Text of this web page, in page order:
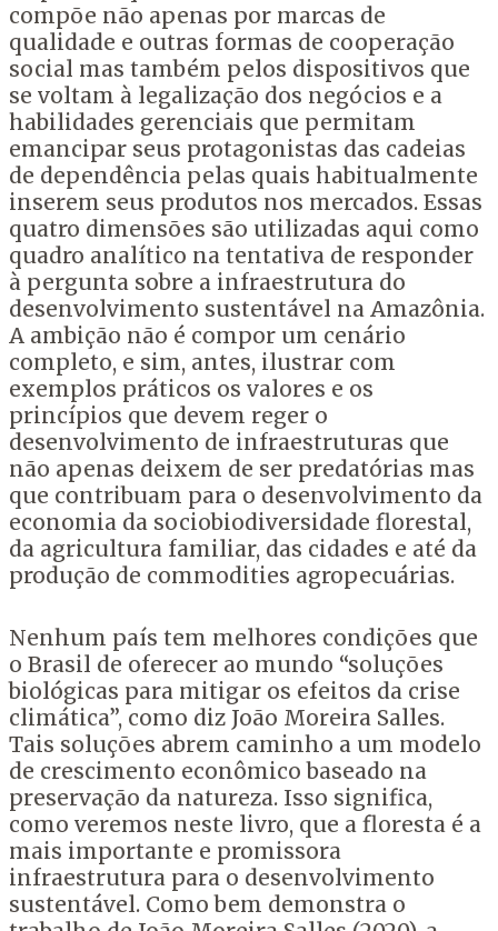
compõe não apenas por marcas de
qualidade e outras formas de cooperação
social mas também pelos dispositivos que
se voltam à legalização dos negócios e a
habilidades gerenciais que permitam
emancipar seus protagonistas das cadeias
de dependência pelas quais habitualmente
inserem seus produtos nos mercados. Essas
quatro dimensões são utilizadas aqui como
quadro analítico na tentativa de responder
à pergunta sobre a infraestrutura do
desenvolvimento sustentável na Amazônia.
A ambição não é compor um cenário
completo, e sim, antes, ilustrar com
exemplos práticos os valores e os
princípios que devem reger o
desenvolvimento de infraestruturas que
não apenas deixem de ser predatórias mas
que contribuam para o desenvolvimento da
economia da sociobiodiversidade florestal,
da agricultura familiar, das cidades e até da
produção de commodities agropecuárias.
Nenhum país tem melhores condições que
o Brasil de oferecer ao mundo “soluções
biológicas para mitigar os efeitos da crise
climática”, como diz João Moreira Salles.
Tais soluções abrem caminho a um modelo
de crescimento econômico baseado na
preservação da natureza. Isso significa,
como veremos neste livro, que a floresta é a
mais importante e promissora
infraestrutura para o desenvolvimento
sustentável. Como bem demonstra o